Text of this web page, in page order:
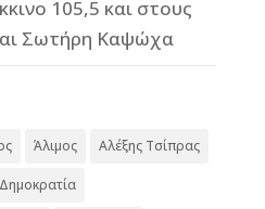
105,5 και στους
Σωτήρη Καψώχα
Άλιμος Αλέξης Τσίπρας
Δημοκρατία